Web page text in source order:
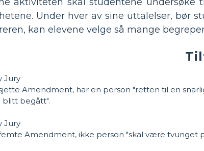
Under hver av sine uttalelser, bør
kan elevene velge så mange
Jury
Amendment, har en person "retten til en
blitt begått".
Jury
Amendment, ikke person "skal være tvunget